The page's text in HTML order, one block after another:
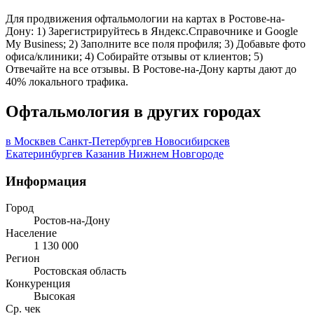
Для продвижения офтальмологии на картах в Ростове-на-
Дону: 1) Зарегистрируйтесь в Яндекс.Справочнике и Google
My Business; 2) Заполните все поля профиля; 3) Добавьте фото
офиса/клиники; 4) Собирайте отзывы от клиентов; 5)
Отвечайте на все отзывы. В Ростове-на-Дону карты дают до
40% локального трафика.
Офтальмология в других городах
в Москвев Санкт-Петербургев Новосибирскев
Екатеринбургев Казанив Нижнем Новгороде
Информация
Город
Ростов-на-Дону
Население
1 130 000
Регион
Ростовская область
Конкуренция
Высокая
Ср. чек